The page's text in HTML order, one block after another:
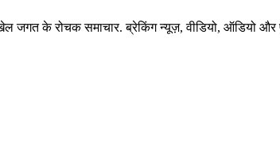
जगत के रोचक समाचार. ब्रेकिंग न्यूज़, वीडियो, ऑडियो